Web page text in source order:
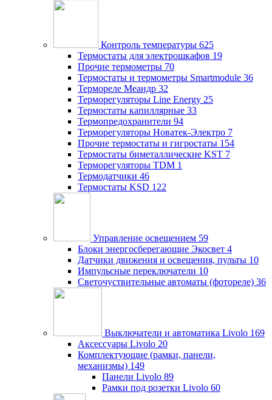
Контроль температуры 625
Термостаты для электрошкафов 19
Прочие термометры 70
Термостаты и термометры Smartmodule 36
Термореле Меандр 32
Терморегуляторы Line Energy 25
Термостаты капиллярные 33
Термопредохранители 94
Терморегуляторы Новатек-Электро 7
Прочие термостаты и гигростаты 154
Термостаты биметаллические KST 7
Терморегуляторы TDM 1
Термодатчики 46
Термостаты KSD 122
Управление освещением 59
Блоки энергосберегающие Экосвет 4
Датчики движения и освещения, пульты 10
Импульсные переключатели 10
Светочуствительные автоматы (фотореле) 36
Выключатели и автоматика Livolo 169
Аксессуары Livolo 20
Комплектующие (рамки, панели,
механизмы) 149
Панели Livolo 89
Рамки под розетки Livolo 60